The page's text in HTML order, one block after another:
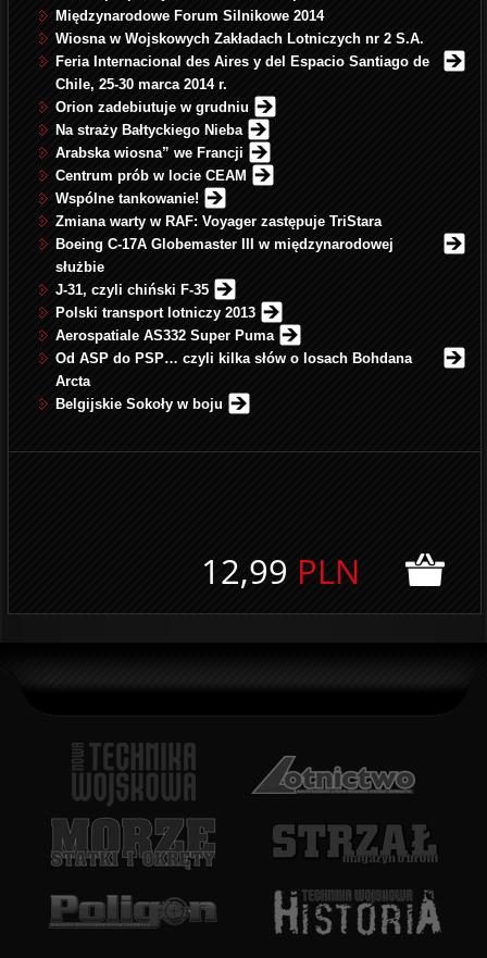
Międzynarodowe Forum Silnikowe 2014
Wiosna w Wojskowych Zakładach Lotniczych nr 2 S.A.
Feria Internacional des Aires y del Espacio Santiago de
Chile, 25-30 marca 2014 r.
Orion zadebiutuje w grudniu
Na straży Bałtyckiego Nieba
Arabska wiosna” we Francji
Centrum prób w locie CEAM
Wspólne tankowanie!
Zmiana warty w RAF: Voyager zastępuje TriStara
Boeing C-17A Globemaster III w międzynarodowej
służbie
J-31, czyli chiński F-35
Polski transport lotniczy 2013
Aerospatiale AS332 Super Puma
Od ASP do PSP… czyli kilka słów o losach Bohdana
Arcta
Belgijskie Sokoły w boju
12,99 PLN